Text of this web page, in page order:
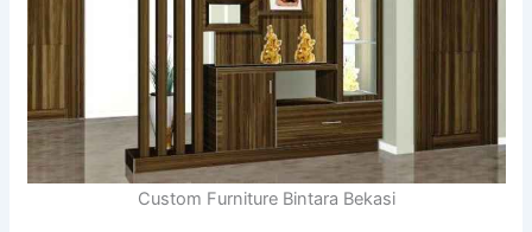
Custom Furniture Bintara Bekasi